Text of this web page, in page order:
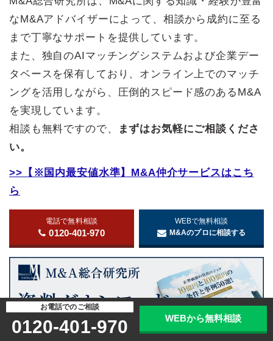
なM&Aアドバイザーによって、相談から成約に至る
まで丁寧なサポートを提供しています。
また、独自のAIマッチングシステムおよび企業デー
タベースを保有しており、オンライン上でのマッチ
ングを活用しながら、圧倒的スピード感のあるM&A
を実現しています。
相談も無料ですので、
まずはお気軽にご相談くださ
い。
>>【※国内最安値水準】M&A仲介サービスはこち
ら
電話で無料相談
0120-401-970
WEBで無料相談
M&Aのプロに相談する
お電話でのご相談
0120-401-970 WEBから無料相談